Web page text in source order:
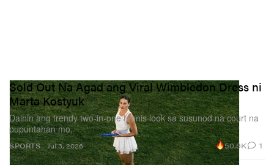
SPORTS
Sold Out Na Agad ang Viral Wimbledon Dress ni
Marta Kostyuk
Dalhin ang trendy two‑in‑one tennis look sa susunod na court na
pupuntahan mo.
Jul 3, 2026 50.6K 1